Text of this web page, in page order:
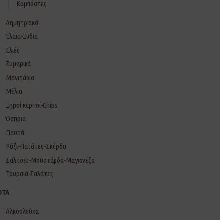
Κομπόστες
Δημητριακά
Έλαια-Ξύδια
Ελιές
Ζυμαρικά
Μανιτάρια
Μέλια
Ξηροί καρποί-Chips
Όσπρια
Παστά
Ρύζι-Πατάτες-Σκόρδα
Σάλτσες-Μουστάρδα-Μαγιονέζα
Τουρσιά-Σαλάτες
Αλκοολούχα